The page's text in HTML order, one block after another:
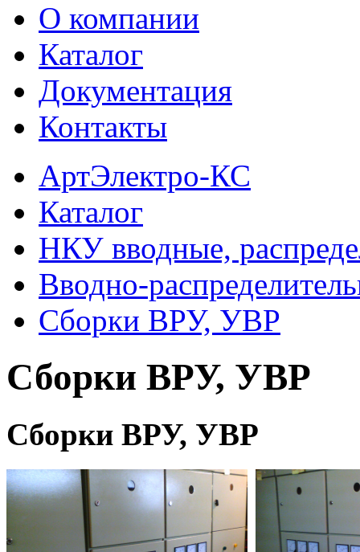
О компании
Каталог
Документация
Контакты
АртЭлектро-КС
Каталог
НКУ вводные,
Вводно-
Сборки ВРУ, УВР
Сборки ВРУ, УВР
Сборки ВРУ, УВР